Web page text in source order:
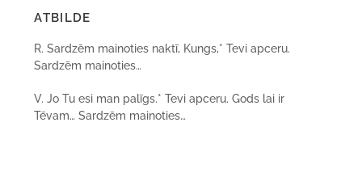
ATBILDE
R. Sardzēm mainoties naktī, Kungs,* Tevi apceru.
Sardzēm mainoties…
V. Jo Tu esi man palīgs.* Tevi apceru. Gods lai ir
Tēvam… Sardzēm mainoties…